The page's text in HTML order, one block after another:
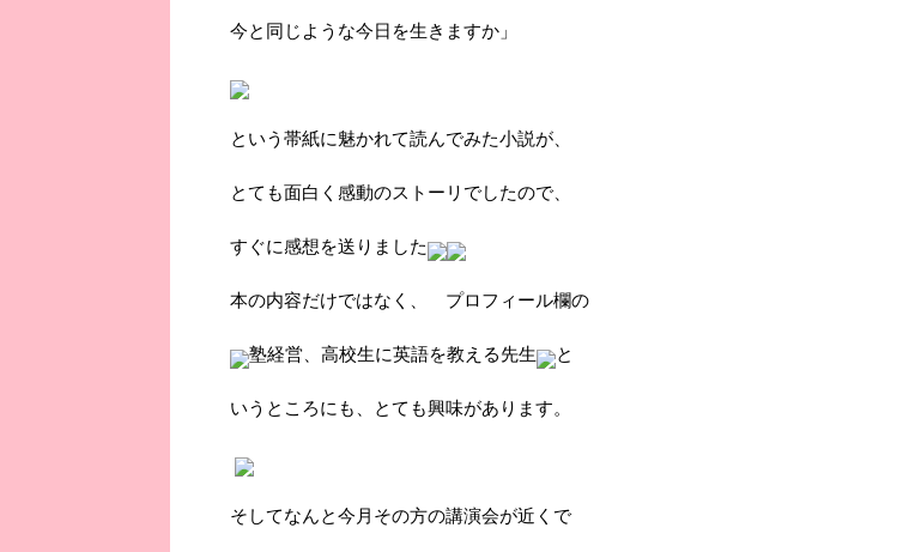
今と同じような今日を生きますか」
という帯紙に魅かれて読んでみた小説が、
とても面白く感動のストーリでしたので、
すぐに感想を送りました
本の内容だけではなく、 プロフィール欄の
塾経営、高校生に英語を教える先生 と
いうところにも、とても興味があります。
そしてなんと今月その方の講演会が近くで